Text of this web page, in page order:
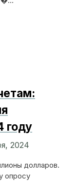
году
2024
долларов.
опросу